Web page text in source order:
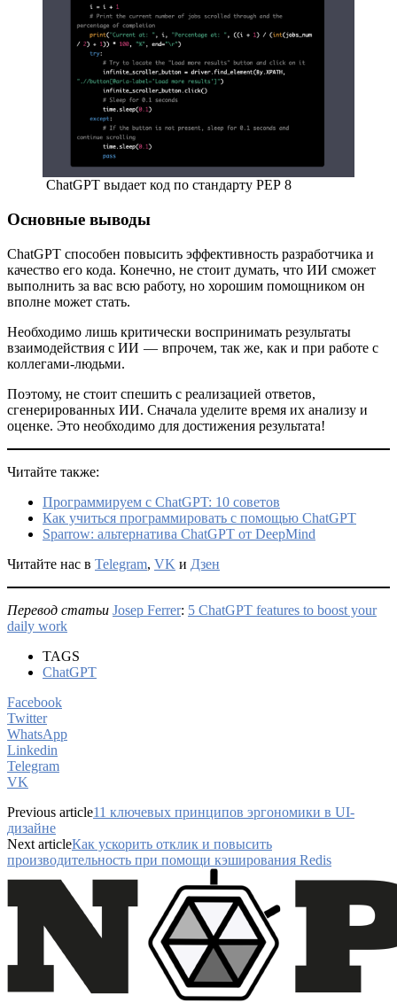
ChatGPT выдает код по стандарту PEP 8
Основные выводы
ChatGPT способен повысить эффективность разработчика и
качество его кода. Конечно, не стоит думать, что ИИ сможет
выполнить за вас всю работу, но хорошим помощником он
вполне может стать.
Необходимо лишь критически воспринимать результаты
взаимодействия с ИИ — впрочем, так же, как и при работе с
коллегами-людьми.
Поэтому, не стоит спешить с реализацией ответов,
сгенерированных ИИ. Сначала уделите время их анализу и
оценке. Это необходимо для достижения результата!
Читайте также:
Программируем с ChatGPT: 10 советов
Как учиться программировать с помощью ChatGPT
Sparrow: альтернатива ChatGPT от DeepMind
Читайте нас в Telegram, VK и Дзен
Перевод статьи Josep Ferrer: 5 ChatGPT features to boost your
daily work
TAGS
ChatGPT
Facebook
Twitter
WhatsApp
Linkedin
Telegram
VK
Previous article11 ключевых принципов эргономики в UI-
дизайне
Next articleКак ускорить отклик и повысить
производительность при помощи кэширования Redis